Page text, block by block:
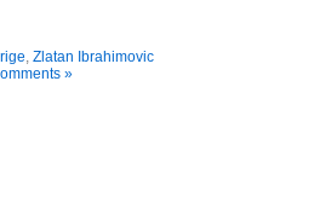
, Zlatan Ibrahimovic
»